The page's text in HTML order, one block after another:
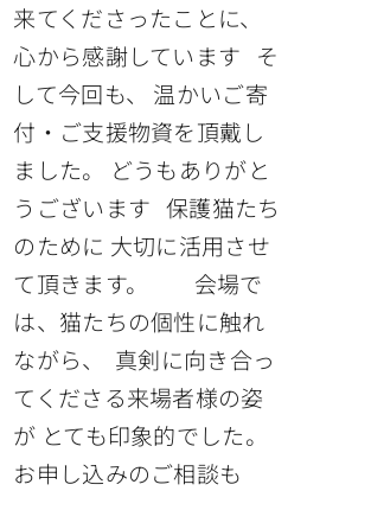
来てくださったことに、
心から感謝しています そ
して今回も、 温かいご寄
付・ご支援物資を頂戴し
ました。 どうもありがと
うございます 保護猫たち
のために 大切に活用させ
て頂きます。 会場で
は、猫たちの個性に触れ
ながら、 真剣に向き合っ
てくださる来場者様の姿
が とても印象的でした。
お申し込みのご相談も